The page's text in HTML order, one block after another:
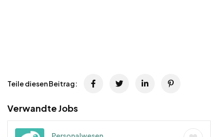
Teile diesen Beitrag:
Verwandte Jobs